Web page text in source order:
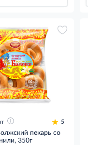
5
пекарь со
350г